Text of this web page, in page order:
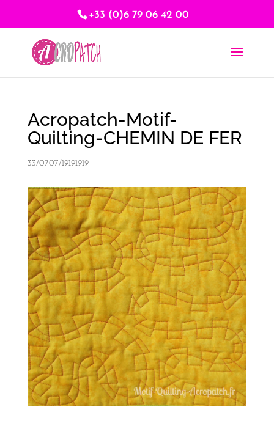
+33 (0)6 79 06 42 00
Acropatch-Motif-
Quilting-CHEMIN DE FER
33/0707/19191919